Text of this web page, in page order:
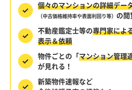
個々のマンションの詳細デー
（中古価格維持率や表面利回り等） の閲
不動産鑑定士等の専門家によ
表示＆依頼
物件ごとの「マンション管理
が見れる！
新築物件速報など